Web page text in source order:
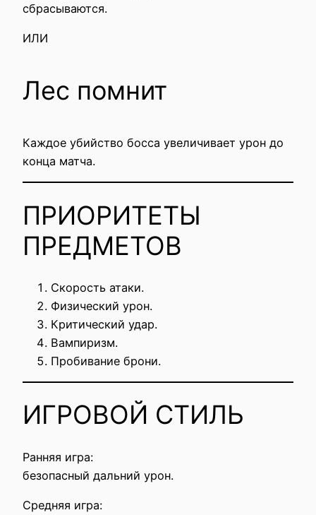
сбрасываются.
ИЛИ
Лес помнит
Каждое убийство босса увеличивает урон до
конца матча.
ПРИОРИТЕТЫ
ПРЕДМЕТОВ
Скорость атаки.
Физический урон.
Критический удар.
Вампиризм.
Пробивание брони.
ИГРОВОЙ СТИЛЬ
Ранняя игра:
безопасный дальний урон.
Средняя игра: